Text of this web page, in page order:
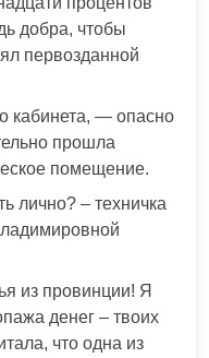
добра, чтобы
первозданной
кабинета, — опасно
прошла
помещение.
лично? – техничка
из провинции! Я
денег – твоих
что одна из